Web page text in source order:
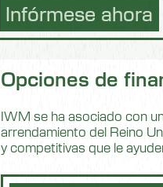
Infórmese ahora
Opciones de
IWM se ha asociado con
arrendamiento del Reino
y competitivas que le